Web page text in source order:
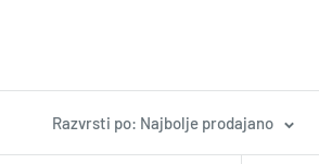
Razvrsti po: Najbolje prodajano